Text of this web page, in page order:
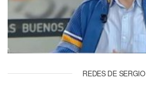
REDES DE SERGIO